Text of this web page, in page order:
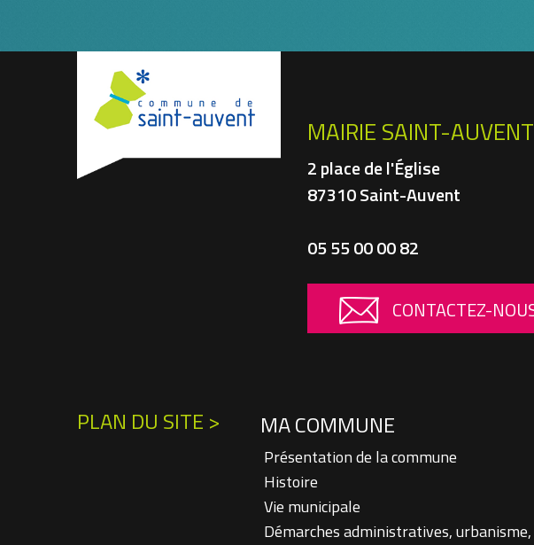
MAIRIE SAINT-AUVENT
2 place de l'Église
87310 Saint-Auvent
05 55 00 00 82
CONTACTEZ-
PLAN DU SITE > MA COMMUNE
Présentation de la commune
Histoire
Vie municipale
Démarches administratives,